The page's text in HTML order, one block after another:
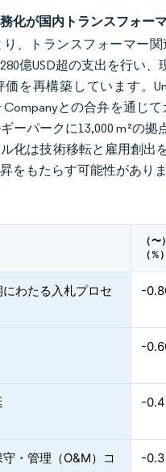
化が国内トランスフォー
り、トランスフォーマー
億USD超の支出を行い
を再構築しています。
Companyとの合弁を通じ
ーパークに13,000 m²の
化は技術移転と雇用創
をもたらす可能性がありま
（
（%）
わたる入札プロセ
-
-
-
・管理（O&M）コ
-